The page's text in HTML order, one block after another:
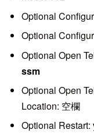
Optional
Optional
Optional Open
ssm
Optional Open
Location: 空欄
Optional Restart: